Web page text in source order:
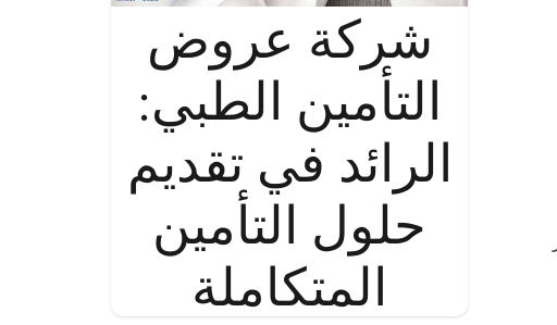
شركة عروض
التأمين الطبي:
الرائد في تقديم
حلول التأمين
المتكاملة